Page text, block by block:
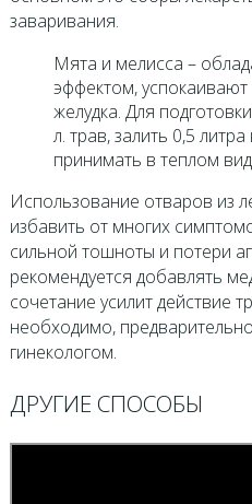
заваривания.
Мята и мелисса –
эффектом, успокаивают
желудка. Для
л. трав, залить 0,5
принимать в теплом
Использование отваров из
избавить от многих
сильной тошноты и потери
рекомендуется добавлять
сочетание усилит действие
необходимо,
гинекологом.
ДРУГИЕ СПОСОБЫ